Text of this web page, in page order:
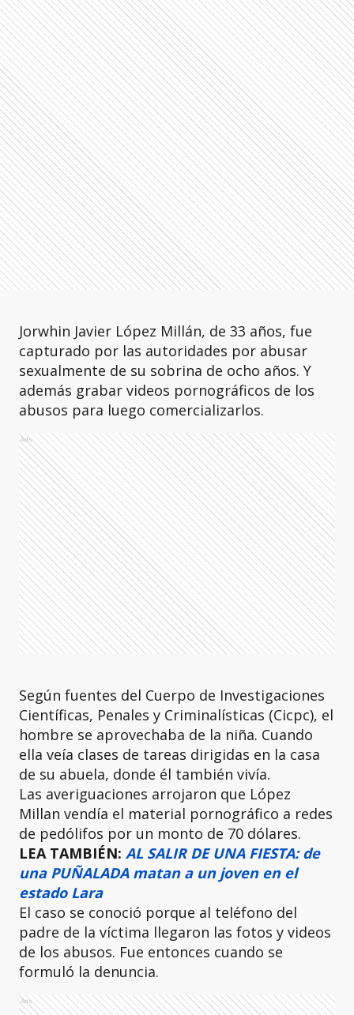
Jorwhin Javier López Millán, de 33 años, fue
capturado por las autoridades por abusar
sexualmente de su sobrina de ocho años. Y
además grabar videos pornográficos de los
abusos para luego comercializarlos.
Ads
Según fuentes del Cuerpo de Investigaciones
Científicas, Penales y Criminalísticas (Cicpc), el
hombre se aprovechaba de la niña. Cuando
ella veía clases de tareas dirigidas en la casa
de su abuela, donde él también vivía.
Las averiguaciones arrojaron que López
Millan vendía el material pornográfico a redes
de pedólifos por un monto de 70 dólares.
LEA TAMBIÉN: AL SALIR DE UNA FIESTA: de
una PUÑALADA matan a un joven en el
estado Lara
El caso se conoció porque al teléfono del
padre de la víctima llegaron las fotos y videos
de los abusos. Fue entonces cuando se
formuló la denuncia.
Ads